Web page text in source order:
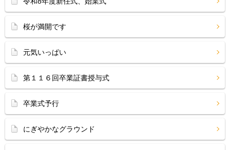
桜が満開です
元気いっぱい
第１１６回卒業証書授与式
卒業式予行
にぎやかなグラウンド